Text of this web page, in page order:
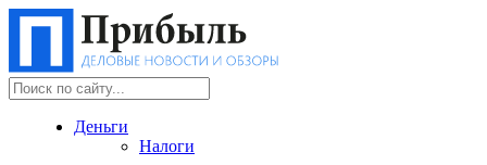
Деньги
Налоги